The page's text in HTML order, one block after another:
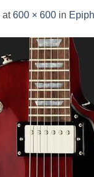
at600 × 600 in